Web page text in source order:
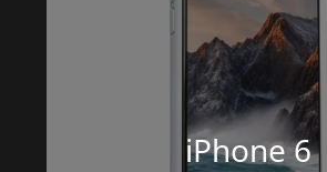
iPhone 6